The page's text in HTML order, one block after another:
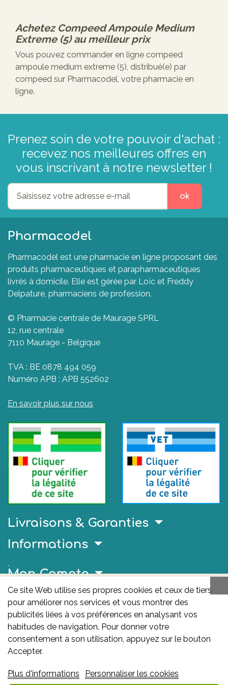
Achetez Compeed Ampoule Medium
Extreme (5)au meilleur prix
Vous pouvez commander en ligne compeed
ampoule medium extreme (5), distribué(e) par
compeed sur Pharmacodel, votre pharmacie en
ligne.
Prenez soin de votre pouvoir d'achat :
recevez nos meilleures offres en
vous inscrivant à notre newsletter !
ok
Pharmacodel
Pharmacodel est une pharmacie en ligne proposant des
produits pharmaceutiques et parapharmaceutiques
livrés à domicile. Elle est gérée par Loïc et Freddy
Delpature, pharmaciens de profession.
© Pharmacie centrale de Maurage SPRL
12, rue centrale
7110 Maurage - Belgique
TVA : BE 0878 494 059
Numéro APB : APB 552602
En savoir plus sur nous
Livraisons & Garanties
Ce site Web utilise ses propres cookies et ceux de tiers
pour améliorer nos services et vous montrer des
publicités liées à vos préférences en analysant vos
habitudes de navigation. Pour donner votre
consentement à son utilisation, appuyez sur le bouton
Accepter.
Plus d'informations Personnaliser les cookies
Informations
.
Mon Compte
Liens Utiles
AFMPS
L'AFMPS est l’autorité compétente en matière de
médicaments et de produits de santé en Belgique. Ce
médicaments et des produits de santé – afmps